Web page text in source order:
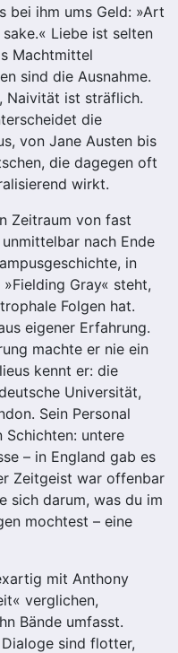
bei ihm ums Geld: »Art
sake.« Liebe ist selten
Machtmittel
sind die Ausnahme.
Naivität ist sträflich.
die
von Jane Austen bis
die dagegen oft
wirkt.
Zeitraum von fast
nach Ende
in
Gray« steht,
Folgen hat.
eigener Erfahrung.
machte er nie ein
kennt er: die
Universität,
Sein Personal
Schichten: untere
– in England gab es
Zeitgeist war offenbar
sich darum, was du im
mochtest – eine
mit Anthony
verglichen,
Bände umfasst.
sind flotter,